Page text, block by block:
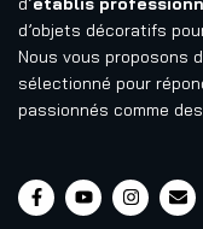
d’objets décoratifs
Nous vous proposons
sélectionné pour
passionnés comme